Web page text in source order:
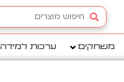
Search
...
משחקים ערכות למידה